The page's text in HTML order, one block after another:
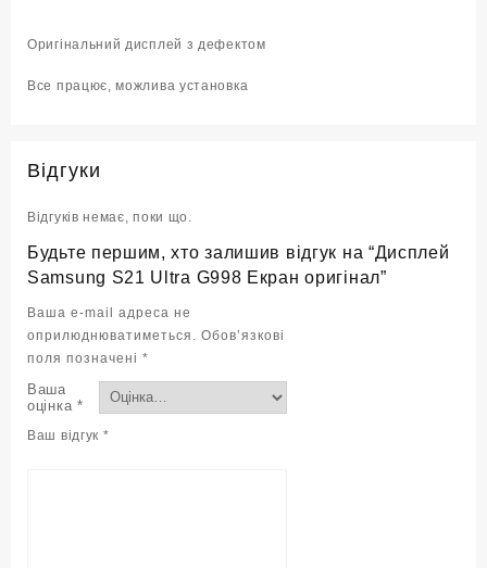
Оригінальний дисплей з дефектом
Все працює, можлива установка
Відгуки
Відгуків немає, поки що.
Будьте першим, хто залишив відгук на “Дисплей
Samsung S21 Ultra G998 Екран оригінал”
Ваша e-mail адреса не
оприлюднюватиметься.
Обов’язкові
поля позначені *
Ваша
оцінка *
Ваш відгук *